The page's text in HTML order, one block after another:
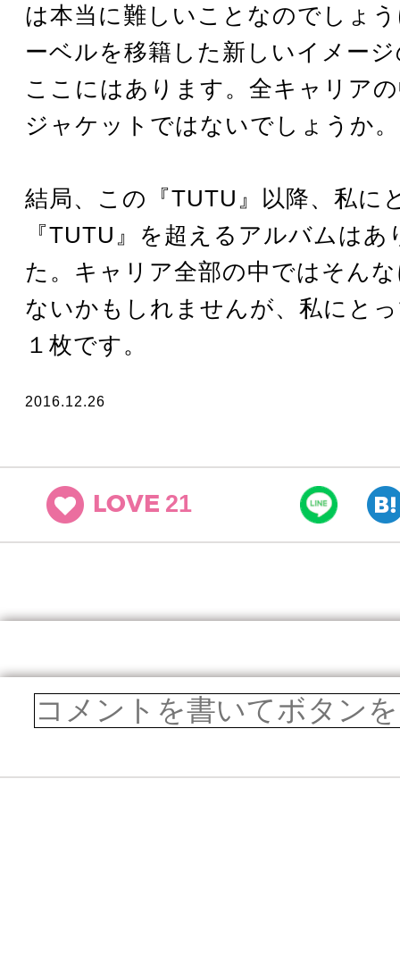
は本当に難しいことなのでしょ
ーベルを移籍した新しいイメー
ここにはあります。全キャリア
ジャケットではないでしょうか。
結局、この『TUTU』以降、私に
『TUTU』を超えるアルバムは
た。キャリア全部の中ではそん
ないかもしれませんが、私にと
１枚です。
2016.12.26
LOVE 21